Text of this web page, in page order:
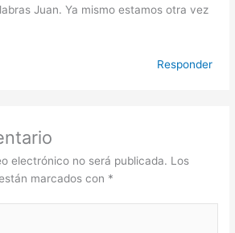
Juan. Ya mismo estamos otra vez
Responder
electrónico no será publicada. Los
marcados con *